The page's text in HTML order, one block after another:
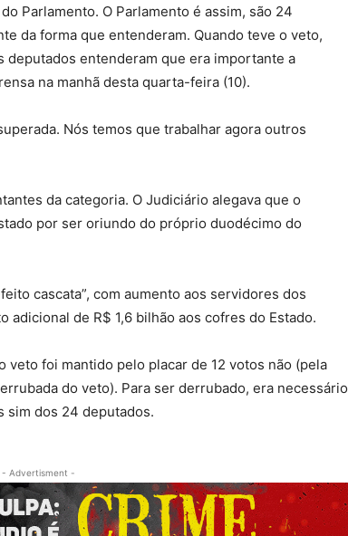
Parlamento. O Parlamento é assim, são 24
da forma que entenderam. Quando teve o veto,
entenderam que era importante a
na manhã desta quarta-feira (10).
Nós temos que trabalhar agora outros
da categoria. O Judiciário alegava que o
por ser oriundo do próprio duodécimo do
cascata”, com aumento aos servidores dos
adicional de R$ 1,6 bilhão aos cofres do Estado.
foi mantido pelo placar de 12 votos não (pela
do veto). Para ser derrubado, era necessário
sim dos 24 deputados.
- Advertisment -